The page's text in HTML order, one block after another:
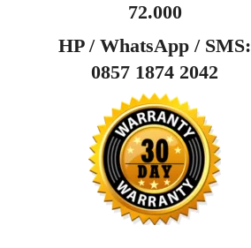
72.000
HP / WhatsApp / SMS:
0857 1874 2042